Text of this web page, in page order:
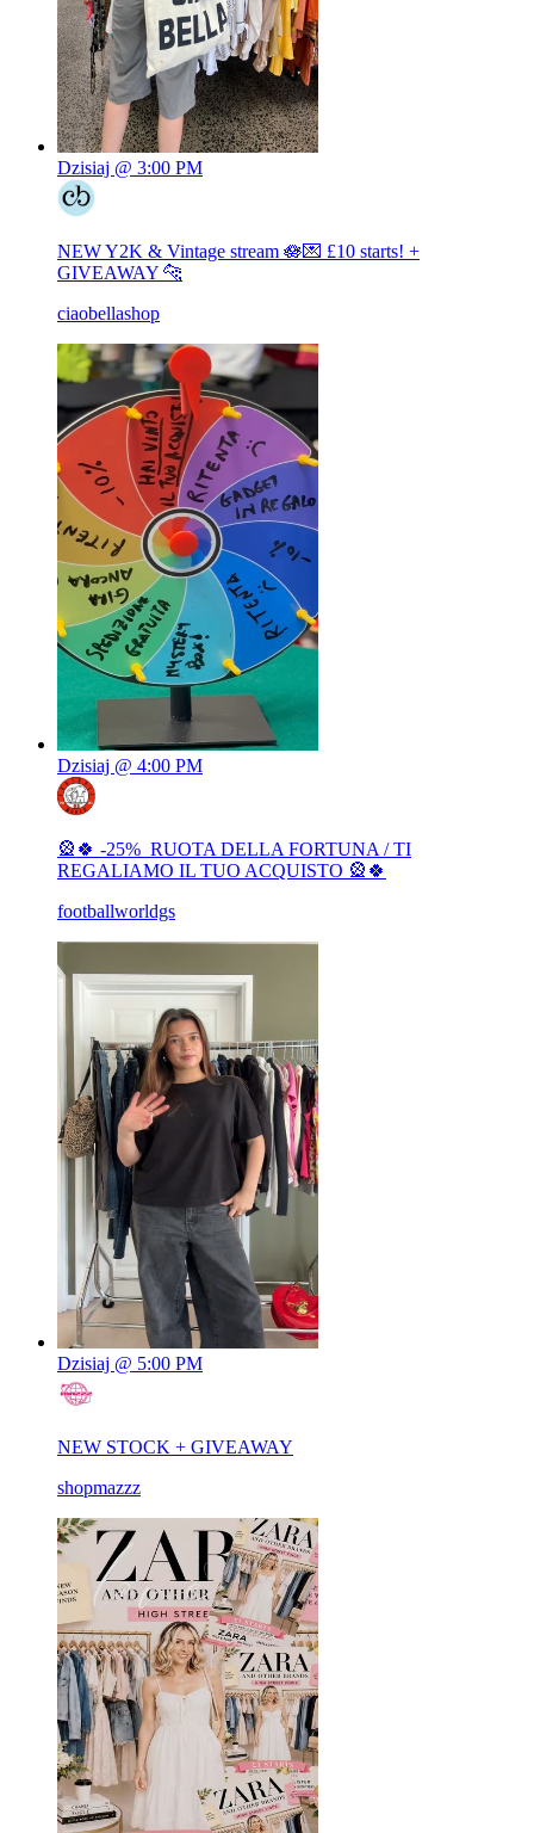
Dzisiaj @ 3:00 PM
NEW Y2K & Vintage stream 🪷💌 £10 starts! +
GIVEAWAY 🐆
ciaobellashop
Dzisiaj @ 4:00 PM
🎡​🍀 -25% ​ RUOTA DELLA FORTUNA / TI
REGALIAMO IL TUO ACQUISTO 🎡​🍀​
footballworldgs
Dzisiaj @ 5:00 PM
NEW STOCK + GIVEAWAY
shopmazzz